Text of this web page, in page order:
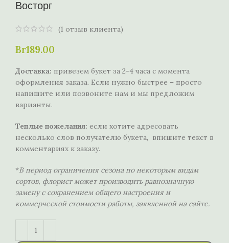
Восторг
(1 отзыв клиента)
Br189.00
Доставка: привезем букет за 2-4 часа с момента
оформления заказа. Если нужно быстрее – просто
напишите или позвоните нам и мы предложим
варианты.
Теплые пожелания: если хотите адресовать
несколько слов получателю букета, впишите текст в
комментариях к заказу.
*В период ограничения сезона по некоторым видам
сортов, флорист может производить равнозначную
замену с сохранением общего настроения и
коммерческой стоимости работы, заявленной на сайте.